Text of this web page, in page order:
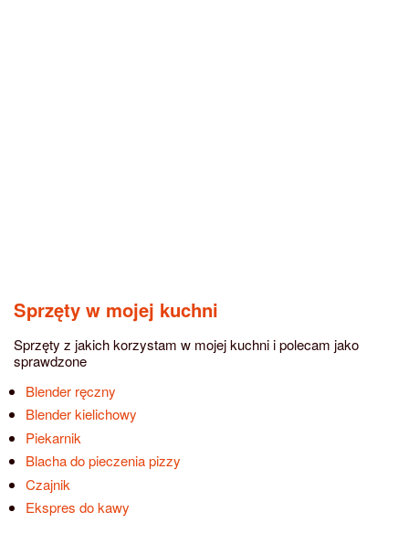
Sprzęty w mojej kuchni
Sprzęty z jakich korzystam w mojej kuchni i polecam jako
sprawdzone
Blender ręczny
Blender kielichowy
Piekarnik
Blacha do pieczenia pizzy
Czajnik
Ekspres do kawy